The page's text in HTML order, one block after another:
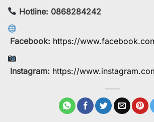
Hotline: 0868284242
Facebook: https://
Instagram: https://